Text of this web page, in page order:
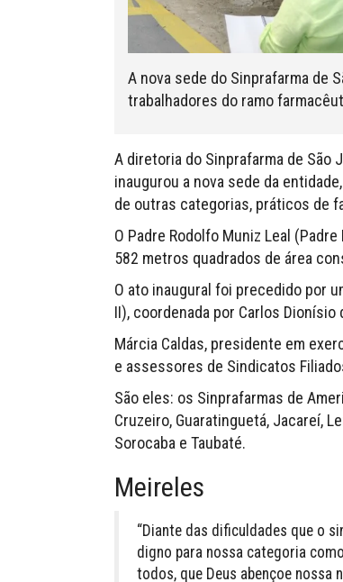
A nova sede do Sinprafarma de
trabalhadores do ramo
A diretoria do Sinprafarma de São
inaugurou a nova sede da
de outras categorias, práticos de
O Padre Rodolfo Muniz Leal
582 metros quadrados de área
O ato inaugural foi precedido por
II), coordenada por Carlos Dionísio
Márcia Caldas, presidente em
e assessores de Sindicatos
São eles: os Sinprafarmas de
Cruzeiro, Guaratinguetá, Jacareí,
Sorocaba e Taubaté.
Meireles
“Diante das dificuldades que o
digno para nossa categoria
todos, que Deus abençoe nossa